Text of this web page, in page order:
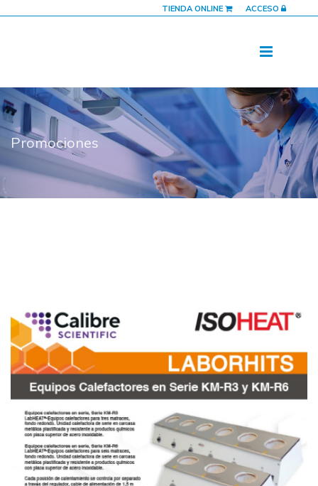
TIENDA ONLINE ACCESO
Promociones